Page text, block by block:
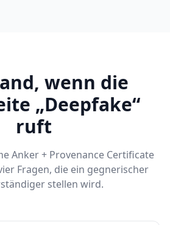
wenn die
„Deepfake“
ruft
Anker + Provenance Certificate
Fragen, die ein gegnerischer
stellen wird.